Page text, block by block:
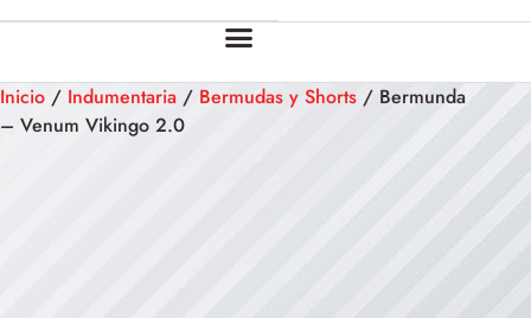
Inicio / Indumentaria / Bermudas y Shorts / Bermunda
– Venum Vikingo 2.0